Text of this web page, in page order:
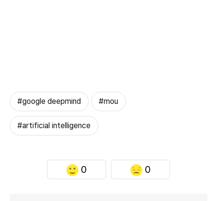
#google deepmind #mou
#artificial intelligence
0 0